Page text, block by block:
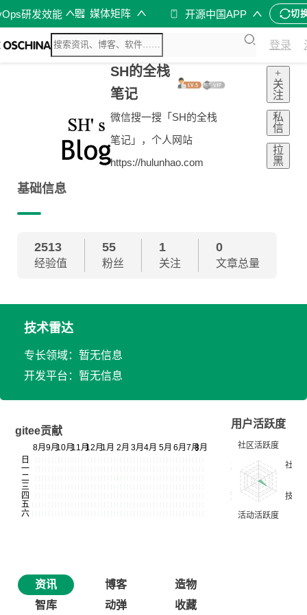
研发效能 媒体矩阵 开源中国APP 切
登录
SH的全栈
笔记
微信搜一搜「SH的全栈
笔记」，个人网站
https://hulunhao.com
+
关
注
私
信
拉
黑
基础信息
2513
经验值
55
粉丝
1
关注
0
文章总量
技术雷达
专长领域：暂无信息
开发平台：暂无信息
gitee贡献
用户活跃度
资讯 博客
造物
智库
动弹 收藏